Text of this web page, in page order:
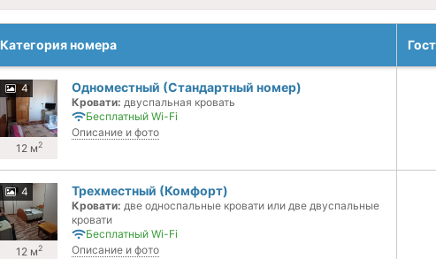
Категория номера
4
12 м2
Одноместный (Стандартный номер)
Кровати: двуспальная кровать
Бесплатный Wi-Fi
Описание и фото
4
12 м2
Трехместный (Комфорт)
Кровати: две односпальные кровати или две двуспальные
кровати
Бесплатный Wi-Fi
Описание и фото